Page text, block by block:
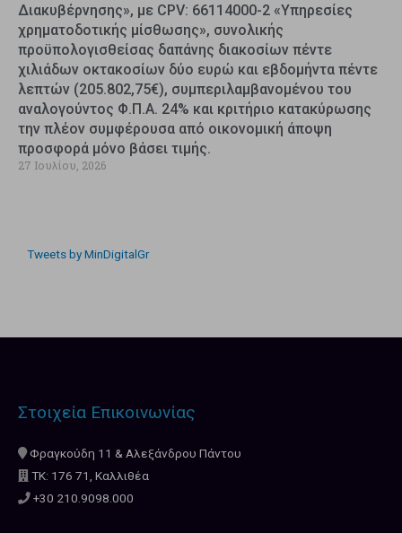
Διακυβέρνησης», με CPV: 66114000-2 «Υπηρεσίες
χρηματοδοτικής μίσθωσης», συνολικής
προϋπολογισθείσας δαπάνης διακοσίων πέντε
χιλιάδων οκτακοσίων δύο ευρώ και εβδομήντα πέντε
λεπτών (205.802,75€), συμπεριλαμβανομένου του
αναλογούντος Φ.Π.Α. 24% και κριτήριο κατακύρωσης
την πλέον συμφέρουσα από οικονομική άποψη
προσφορά μόνο βάσει τιμής.
27 Ιουλίου, 2026
Tweets by MinDigitalGr
Στοιχεία Επικοινωνίας
Φραγκούδη 11 & Αλεξάνδρου Πάντου
ΤΚ: 176 71, Καλλιθέα
+30 210.9098.000